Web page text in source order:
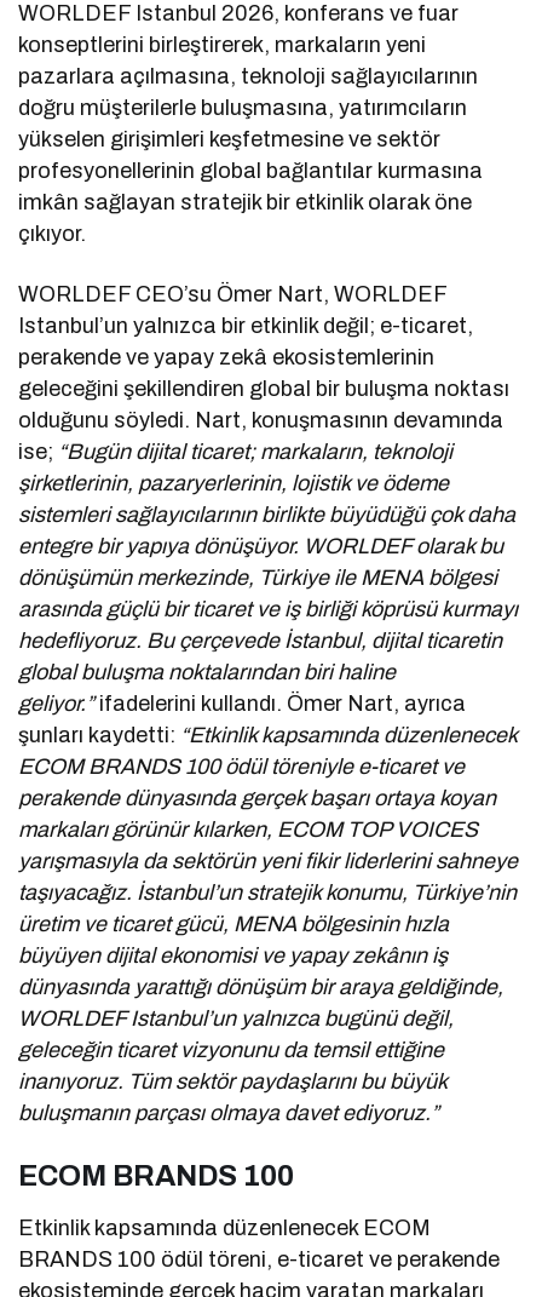
WORLDEF Istanbul 2026, konferans ve fuar
konseptlerini birleştirerek, markaların yeni
pazarlara açılmasına, teknoloji sağlayıcılarının
doğru müşterilerle buluşmasına, yatırımcıların
yükselen girişimleri keşfetmesine ve sektör
profesyonellerinin global bağlantılar kurmasına
imkân sağlayan stratejik bir etkinlik olarak öne
çıkıyor.
WORLDEF CEO’su Ömer Nart, WORLDEF
Istanbul’un yalnızca bir etkinlik değil; e-ticaret,
perakende ve yapay zekâ ekosistemlerinin
geleceğini şekillendiren global bir buluşma noktası
olduğunu söyledi. Nart, konuşmasının devamında
ise; “Bugün dijital ticaret; markaların, teknoloji
şirketlerinin, pazaryerlerinin, lojistik ve ödeme
sistemleri sağlayıcılarının birlikte büyüdüğü çok daha
entegre bir yapıya dönüşüyor. WORLDEF olarak bu
dönüşümün merkezinde, Türkiye ile MENA bölgesi
arasında güçlü bir ticaret ve iş birliği köprüsü kurmayı
hedefliyoruz. Bu çerçevede İstanbul, dijital ticaretin
global buluşma noktalarından biri haline
geliyor.”ifadelerini kullandı. Ömer Nart, ayrıca
şunları kaydetti: “Etkinlik kapsamında düzenlenecek
ECOM BRANDS 100 ödül töreniyle e-ticaret ve
perakende dünyasında gerçek başarı ortaya koyan
markaları görünür kılarken, ECOM TOP VOICES
yarışmasıyla da sektörün yeni fikir liderlerini sahneye
taşıyacağız. İstanbul’un stratejik konumu, Türkiye’nin
üretim ve ticaret gücü, MENA bölgesinin hızla
büyüyen dijital ekonomisi ve yapay zekânın iş
dünyasında yarattığı dönüşüm bir araya geldiğinde,
WORLDEF Istanbul’un yalnızca bugünü değil,
geleceğin ticaret vizyonunu da temsil ettiğine
inanıyoruz. Tüm sektör paydaşlarını bu büyük
buluşmanın parçası olmaya davet ediyoruz.”
ECOM BRANDS 100
Etkinlik kapsamında düzenlenecek ECOM
BRANDS 100 ödül töreni, e-ticaret ve perakende
ekosisteminde gerçek hacim yaratan markaları